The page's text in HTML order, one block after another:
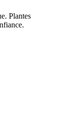
Plantes